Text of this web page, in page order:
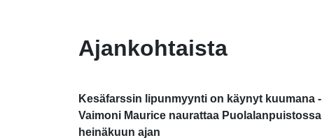
Ajankohtaista
Kesäfarssin lipunmyynti on käynyt kuumana -
Vaimoni Maurice naurattaa Puolalanpuistossa
heinäkuun ajan